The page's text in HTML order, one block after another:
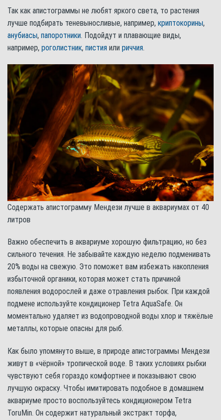
Так как апистограммы не любят яркого света, то растения
лучше подбирать теневыносливые, например, криптокорины,
анубиасы, папоротники. Подойдут и плавающие виды,
например, роголистник, пистия или риччия.
Содержать апистограмму Мендези лучше в аквариумах от 40
литров
Важно обеспечить в аквариуме хорошую фильтрацию, но без
сильного течения. Не забывайте каждую неделю подменивать
20% воды на свежую. Это поможет вам избежать накопления
избыточной органики, которая может стать причиной
появления водорослей и даже отравления рыбок. При каждой
подмене используйте кондиционер Tetra AquaSafe. Он
моментально удаляет из водопроводной воды хлор и тяжёлые
металлы, которые опасны для рыб.
Как было упомянуто выше, в природе апистограммы Мендези
живут в «чёрной» тропической воде. В таких условиях рыбки
чувствуют себя гораздо комфортнее и показывают свою
лучшую окраску. Чтобы имитировать подобное в домашнем
аквариуме просто воспользуйтесь кондиционером Tetra
ToruMin. Он содержит натуральный экстракт торфа,